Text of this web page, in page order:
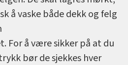
å vaske både dekk og felg
For å være sikker på at du
bør de sjekkes hver